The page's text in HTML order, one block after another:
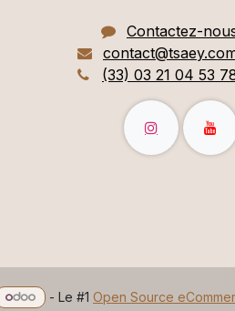
Contactez-
(33) 03 21 04 53
- Le #1 Open Source